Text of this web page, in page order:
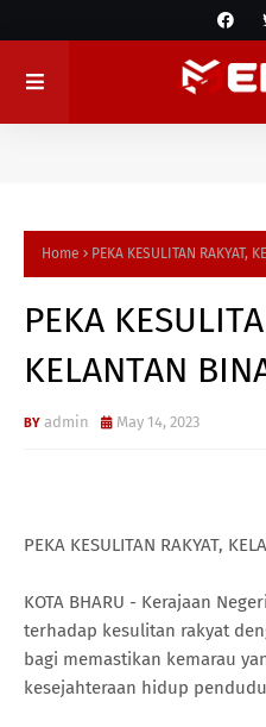
Home PEKA KESULITAN RAKYAT,
PEKA
KELANTAN
admin May 14, 2023
PEKA KESULITAN RAKYAT,
KOTA BHARU - Kerajaan
terhadap kesulitan rakyat
bagi memastikan kemarau
kesejahteraan hidup